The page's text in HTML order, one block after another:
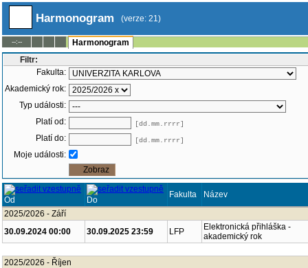
Harmonogram (verze: 21)
--:--
Harmonogram
Filtr:
Fakulta:
Akademický rok:
Typ události:
Platí od:
[dd.mm.rrrr]
Platí do: [dd.mm.rrrr]
Moje události:
Od Do
Fakulta
Název
2025/2026 - Září
30.09.2024 00:00
30.09.2025 23:59 LFP
Elektronická přihláška -
akademický rok
2025/2026 - Říjen